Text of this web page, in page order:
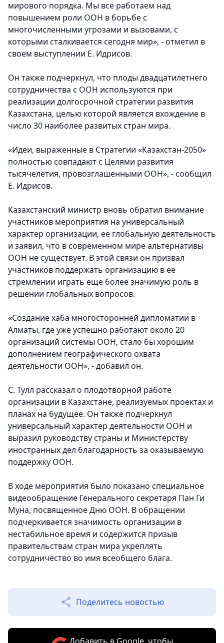
мирового порядка. Мы все работаем над
повышением роли ООН в борьбе с
многочисленными угрозами и вызовами, с
которыми сталкивается сегодня мир», - отметил в
своем выступлении Е. Идрисов.
Он также подчеркнул, что плоды двадцатилетнего
сотрудничества с ООН используются при
реализации долгосрочной стратегии развития
Казахстана, целью которой является вхождение в
число 30 наиболее развитых стран мира.
«Идеи, выраженные в Стратегии «Казахстан-2050»
полностью совпадают с Целями развития
тысячелетия, провозглашенными ООН», - сообщил
Е. Идрисов.
Казахстанский министр вновь обратил внимание
участников мероприятия на универсальный
характер организации, ее глобальную деятельность
и заявил, что в современном мире альтернативы
ООН не существует. В этой связи он призвал
участников поддержать организацию в ее
стремлении играть еще более значимую роль в
решении глобальных вопросов.
«Создание хаба многосторонней дипломатии в
Алматы, где уже успешно работают около 20
организаций системы ООН, стало бы хорошим
дополнением географического охвата
деятельности ООН», - добавил он.
С. Тулл рассказал о плодотворной работе
организации в Казахстане, реализуемых проектах и
планах на будущее. Он также подчеркнул
универсальный характер деятельности ООН и
выразил руководству страны и Министерству
иностранных дел благодарность за оказываемую
поддержку ООН.
В ходе мероприятия было показано специальное
видеообращение Генерального секретаря Пан Ги
Муна, посвященное Дню ООН. В обращении
подчеркивается значимость организации в
нестабильное время и содержится призыв
правительствам стран мира укреплять
сотрудничество во имя всеобщего блага.
Поделитесь новостью